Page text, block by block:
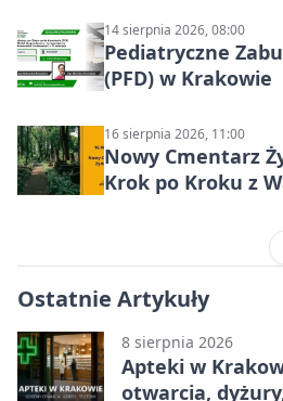
14 sierpnia 2026, 08:00
Pediatryczne
(PFD) w Krakowie
16 sierpnia 2026, 11:00
Nowy Cmentarz
Krok po Kroku z
Ostatnie Artykuły
8 sierpnia 2026
Apteki w
otwarcia,